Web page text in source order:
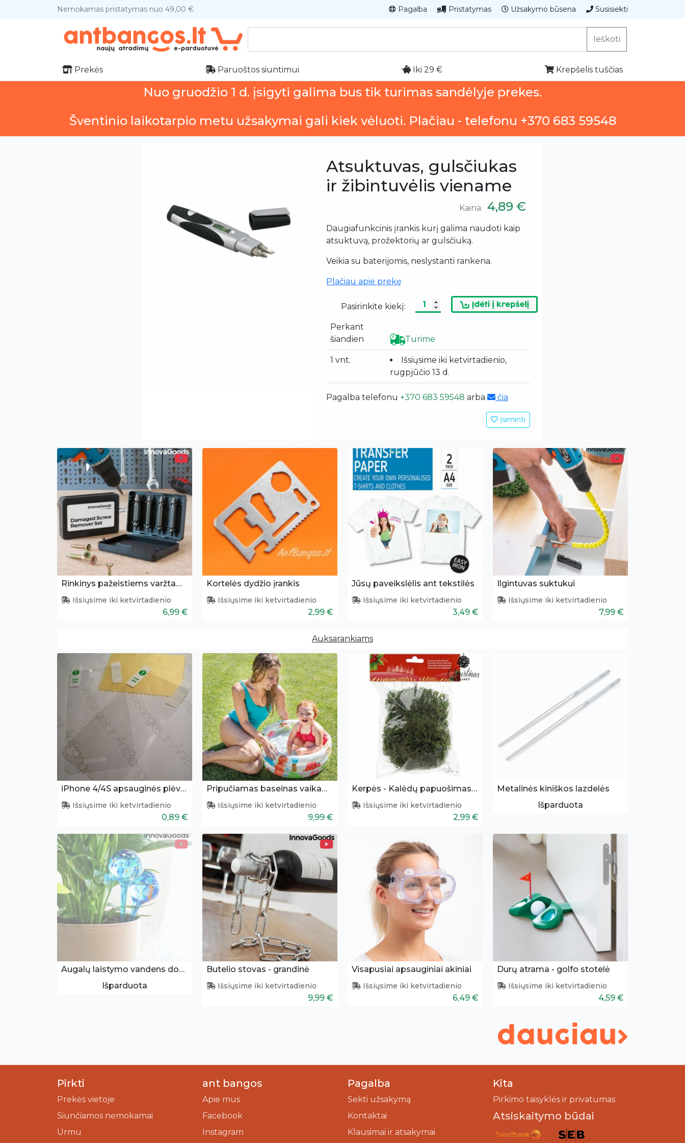
Nemokamas pristatymas nuo 49,00 € Pagalba Pristatymas Užsakymo būsena Susisiekti
Ieškoti
Prekės Paruoštos siuntimui Iki 29 € Krepšelis tuščias
Nuo gruodžio 1 d. įsigyti galima bus tik turimas sandėlyje prekes.
Šventinio laikotarpio metu užsakymai gali kiek vėluoti. Plačiau - telefonu +370 683 59548
Atsuktuvas, gulsčiukas
ir žibintuvėlis viename
Kaina 4,89 €
Daugiafunkcinis įrankis kurį galima naudoti kaip
atsuktuvą, prožektorių ar gulsčiuką.
Veikia su baterijomis, neslystanti rankena.
Plačiau apie prekę
Pasirinkite kiekį:
Perkant
šiandien
Turime
1 vnt.
Išsiųsime iki ketvirtadienio,
rugpjūčio 13 d.
Pagalba telefonu +370 683 59548 arba čia
Įsiminti
Rinkinys pažeistiems varžtams pašalinti
Išsiųsime iki ketvirtadienio
6,99 €
Kortelės dydžio įrankis
Išsiųsime iki ketvirtadienio
2,99 €
Jūsų paveikslėlis ant tekstilės
Išsiųsime iki ketvirtadienio
3,49 €
Ilgintuvas suktukui
Išsiųsime iki ketvirtadienio
7,99 €
Auksarankiams
iPhone 4/4S apsauginės plėvelės
Išsiųsime iki ketvirtadienio
0,89 €
Pripučiamas baseinas vaikams 61x22 cm
Išsiųsime iki ketvirtadienio
9,99 €
Kerpės - Kalėdų papuošimas 30g
Išsiųsime iki ketvirtadienio
2,99 €
Metalinės kiniškos lazdelės
Išparduota
Augalų laistymo vandens dozatoriai
Išparduota
Butelio stovas - grandinė
Išsiųsime iki ketvirtadienio
9,99 €
Visapusiai apsauginiai akiniai
Išsiųsime iki ketvirtadienio
6,49 €
Durų atrama - golfo stotelė
Išsiųsime iki ketvirtadienio
4,59 €
Pirkti
Prekės vietoje
Siunčiamos nemokamai
Urmu
ant bangos
Apie mus
Facebook
Instagram
Pagalba
Sekti užsakymą
Kontaktai
Klausimai ir atsakymai
Kita
Pirkimo taisyklės ir privatumas
Atsiskaitymo būdai